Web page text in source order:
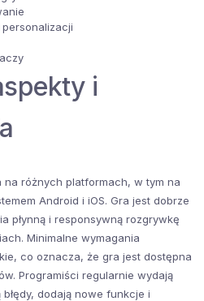
i
na różnych platformach, w tym na
Android i iOS. Gra jest dobrze
płynną i responsywną rozgrywkę
Minimalne wymagania
co oznacza, że gra jest dostępna
Programiści regularnie wydają
dodają nowe funkcje i